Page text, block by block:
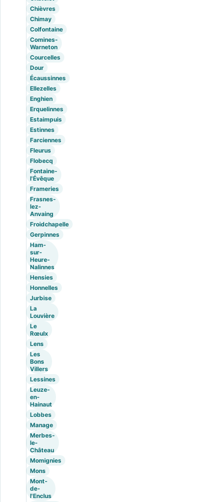
Chièvres
Chimay
Colfontaine
Comines-
Warneton
Courcelles
Dour
Écaussinnes
Ellezelles
Enghien
Erquelinnes
Estaimpuis
Estinnes
Farciennes
Fleurus
Flobecq
Fontaine-
l'Évêque
Frameries
Frasnes-
lez-
Anvaing
Froidchapelle
Gerpinnes
Ham-
sur-
Heure-
Nalinnes
Hensies
Honnelles
Jurbise
La
Louvière
Le
Rœulx
Lens
Les
Bons
Villers
Lessines
Leuze-
en-
Hainaut
Lobbes
Manage
Merbes-
le-
Château
Momignies
Mons
Mont-
de-
l'Enclus